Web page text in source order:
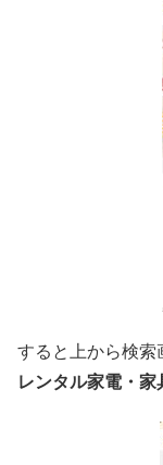
すると上から検索
レンタル家電・家